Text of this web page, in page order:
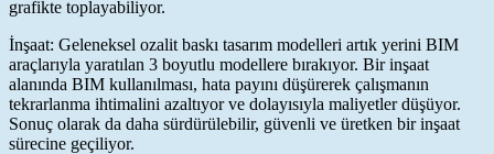
grafikte toplayabiliyor.
İnşaat: Geleneksel ozalit baskı tasarım modelleri artık yerini BIM
araçlarıyla yaratılan 3 boyutlu modellere bırakıyor. Bir inşaat
alanında BIM kullanılması, hata payını düşürerek çalışmanın
tekrarlanma ihtimalini azaltıyor ve dolayısıyla maliyetler düşüyor.
Sonuç olarak da daha sürdürülebilir, güvenli ve üretken bir inşaat
sürecine geçiliyor.